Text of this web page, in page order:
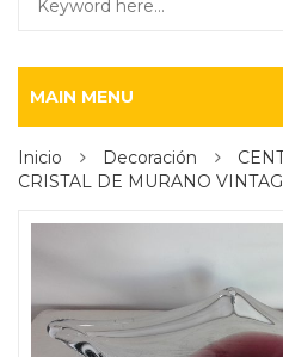
MAIN MENU
Inicio Decoración
CRISTAL DE MURANO